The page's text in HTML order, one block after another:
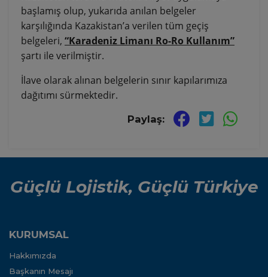
başlamış olup, yukarıda anılan belgeler
karşılığında Kazakistan’a verilen tüm geçiş
belgeleri, “Karadeniz Limanı Ro-Ro Kullanım”
şartı ile verilmiştir.
İlave olarak alınan belgelerin sınır kapılarımıza
dağıtımı sürmektedir.
Paylaş:
Güçlü Lojistik, Güçlü Türkiye
KURUMSAL
Hakkımızda
Başkanın Mesajı